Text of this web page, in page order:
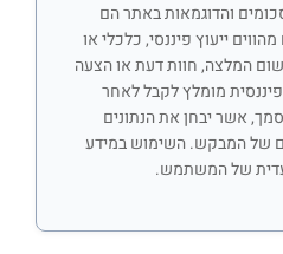
והדוגמאות באתר הם
ייעוץ פיננסי, כלכלי או
המלצה, חוות דעת או הצעה
מומלץ לקבל לאחר
אשר יבחן את הנתונים
של המבקש. השימוש במידע
של המשתמש.